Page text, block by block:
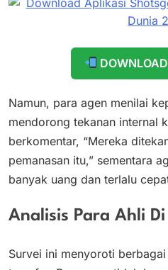
Namun, para agen menilai
mendorong tekanan internal
berkomentar, “Mereka
pemanasan itu,” sementara
banyak uang dan terlalu
Analisis Para Ahli
Survei ini menyoroti